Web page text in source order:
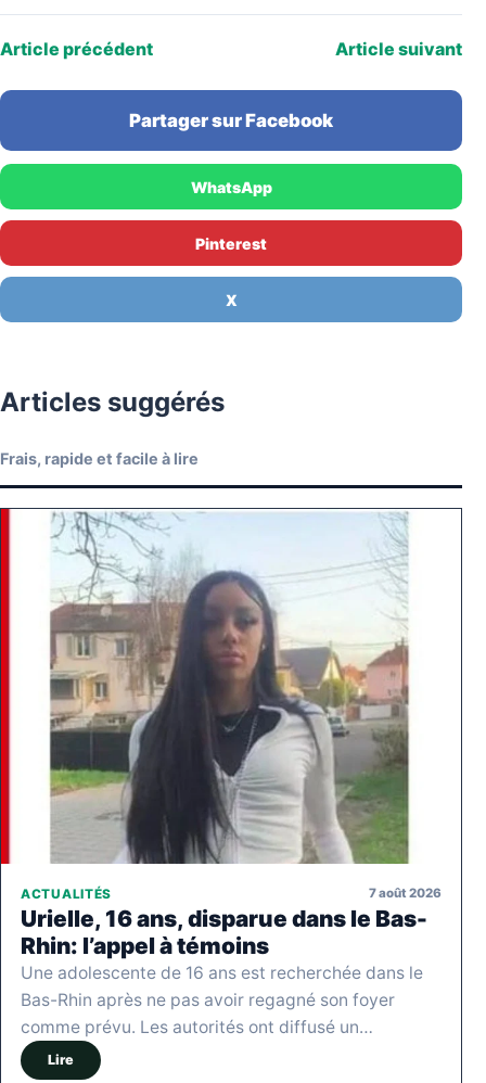
Article précédent Article suivant
Partager sur Facebook
WhatsApp
Pinterest
X
Articles suggérés
Frais, rapide et facile à lire
ACTUALITÉS 7 août 2026
Urielle, 16 ans, disparue dans le Bas-
Rhin: l’appel à témoins
Une adolescente de 16 ans est recherchée dans le
Bas-Rhin après ne pas avoir regagné son foyer
comme prévu. Les autorités ont diffusé un…
Lire